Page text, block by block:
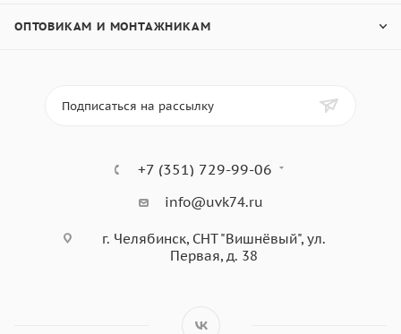
ОПТОВИКАМ И МОНТАЖНИКАМ
Подписаться на рассылку
+7 (351) 729-99-06
info@uvk74.ru
г. Челябинск, СНТ "Вишнёвый", ул.
Первая, д. 38